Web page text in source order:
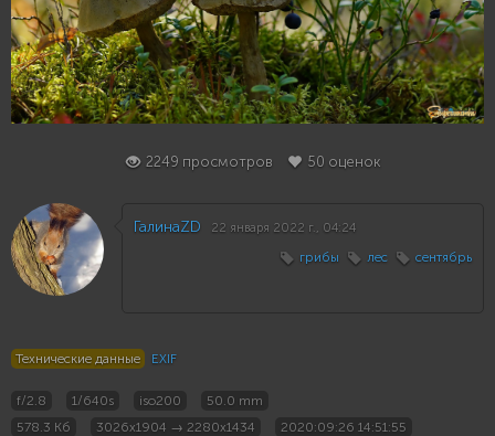
50
2249 просмотров 50 оценок
ГалинаZD 22 января 2022 г., 04:24
грибы лес сентябрь
Технические данные EXIF
f/2.8 1/640s iso200
50.0 mm
578.3 Кб
3026x1904 → 2280x1434
2020:09:26 14:51:55